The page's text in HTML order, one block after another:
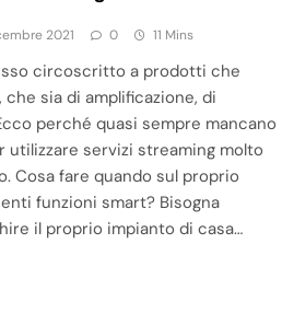
2021 0 11 Mins
circoscritto a prodotti che
sia di amplificazione, di
perché quasi sempre mancano
utilizzare servizi streaming molto
Cosa fare quando sul proprio
funzioni smart? Bisogna
il proprio impianto di casa…